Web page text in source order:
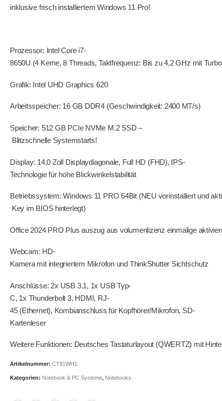
inklusive frisch installiertem Windows 11 Pro!
Prozessor: Intel Core i7-
8650U (4 Kerne, 8 Threads, Taktfrequenz: Bis zu 4,2 GHz mit
Grafik: Intel UHD Graphics 620
Arbeitsspeicher: 16 GB DDR4 (Geschwindigkeit: 2400 MT/s)
Speicher: 512 GB PCIe NVMe M.2 SSD –
Blitzschnelle Systemstarts!
Display: 14,0 Zoll Displaydiagonale, Full HD (FHD), IPS-
Technologie für hohe Blickwinkelstabilität
Betriebssystem: Windows 11 PRO 64Bit (NEU vorinstalliert und
Key im BIOS hinterlegt)
Office 2024 PRO Plus auszug aus volumenlizenz einmalige
Webcam: HD-
Kamera mit integriertem Mikrofon und ThinkShutter Sichtschutz
Anschlüsse: 2x USB 3.1, 1x USB Typ-
C, 1x Thunderbolt 3, HDMI, RJ-
45 (Ethernet), Kombianschluss für Kopfhörer/Mikrofon, SD-
Kartenleser
Weitere Funktionen: Deutsches Tastaturlayout (QWERTZ) mit
Artikelnummer: CT91WH1
Kategorien: Notebook & PC Systeme, Notebooks